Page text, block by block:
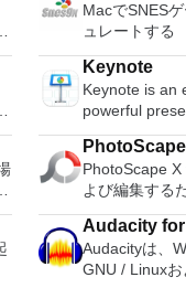
MacでSNES
ュレートする
Keynote
Keynote is an
powerful
designed by
software
array of tools
presentations
It can be
business presentations.
30 Apple-
from. The visual effects are simply
PhotoScape
よび編集する
お気に入りの
ールが多数用
ーインターフ
が、いくつか
Audacity
Audacityは、
GNU / Linuxお